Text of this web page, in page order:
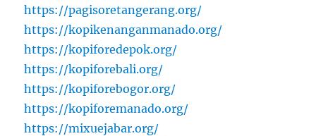
https://pagisoretangerang.org/
https://kopikenanganmanado.org/
https://kopiforedepok.org/
https://kopiforebali.org/
https://kopiforebogor.org/
https://kopiforemanado.org/
https://mixuejabar.org/